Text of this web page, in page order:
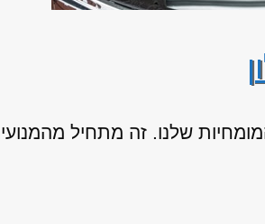
שלנו. זה מתחיל